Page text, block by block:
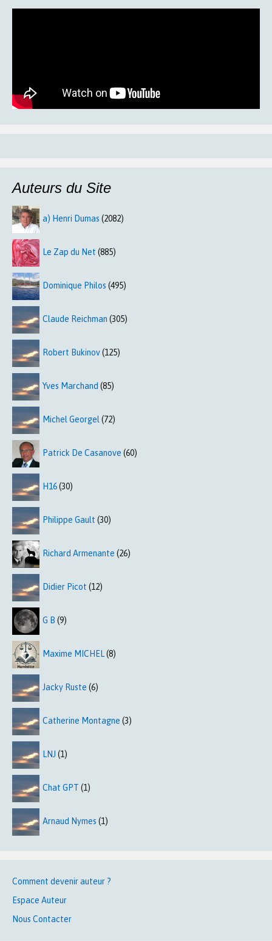
Auteurs du Site
a) Henri Dumas (2082)
Le Zap du Net (885)
Dominique Philos (495)
Claude Reichman (305)
Robert Bukinov(125)
Yves Marchand (85)
Michel Georgel (72)
Patrick De Casanove (60)
H16(30)
Philippe Gault (30)
Richard Armenante (26)
Didier Picot (12)
G B (9)
Maxime MICHEL(8)
Jacky Ruste (6)
Catherine Montagne (3)
LNJ (1)
Chat GPT (1)
Arnaud Nymes (1)
Comment devenir auteur ?
Espace Auteur
Nous Contacter